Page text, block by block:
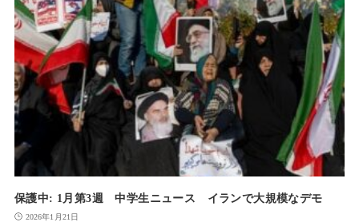
保護中: 1月第3週 中学生ニュース イランで大規模なデモ
2026年1月21日